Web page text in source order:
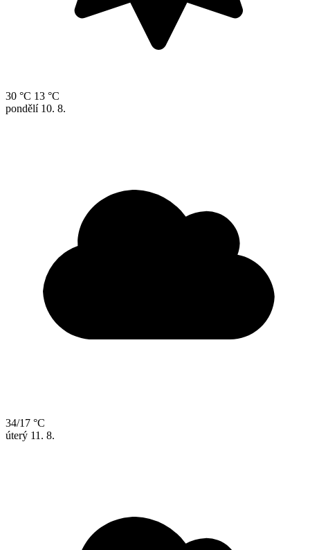
30 °C 13 °C
pondělí 10. 8.
34/17 °C
úterý 11. 8.